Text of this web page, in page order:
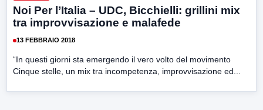
Noi Per l’Italia – UDC, Bicchielli: grillini mix
tra improvvisazione e malafede
13 FEBBRAIO 2018
“In questi giorni sta emergendo il vero volto del movimento
Cinque stelle, un mix tra incompetenza, improvvisazione ed...